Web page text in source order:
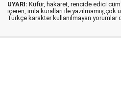
UYARI: Küfür, hakaret, rencide edici
içeren, imla kuralları ile yazılmamış,çok
Türkçe karakter kullanılmayan yorumlar